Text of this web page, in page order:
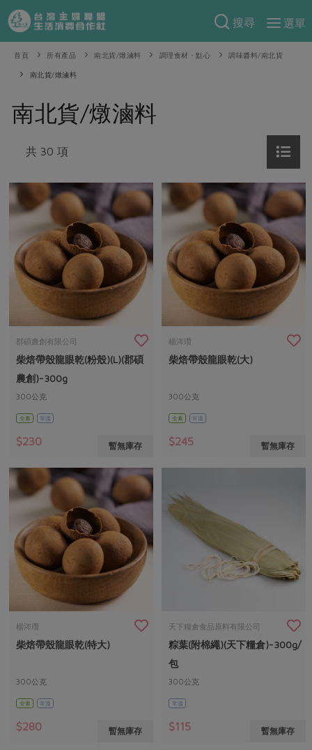
搜尋
選單
產品分類
當季蔬果
一籃菜
辛香料類
奶蛋豆・五穀
豆製品 米麵雜糧
肉品・水產
畜產肉類
水畜加工品
調理食材・點心
居家好物
美妝保養 個人清潔
家庭清潔
日用品
防災用品
最新產品
素食專區
食譜料理
食材
肉食
海鮮
常備菜
蔬食
蛋料理
料理方式
烘焙．點心
醬料
湯品．鍋物
漬物
涼拌沙拉
飲品
主題食譜
異國料理
年菜食譜
節慶大餐
特別企畫
預購活動
把最好的台灣味帶回家！
防災用品預購圓滿結束
2026年端午節預購圓滿結束
更多預購活動
當季產品
合作25-經典快閃最後一週
合作25-精選產品第四彈
合作25-精選產品第三彈
主婦聯盟X樂齡網特約優惠案
30%rPET紅烏龍茶
2024農業發展計畫年度報告
更多議題活動
把最好的台灣味帶回家！
綠主張
觀點文章
主婦食堂 一籃菜真心話
社內大小事 合作聯合國
產品故事 生活提案
樂齡生活 親子食育
廚房瑜伽
關注議題
減硝酸鹽
廢核運動 能源議題
公益金
更多議題
生活者e週報
關於合作社
認識合作社
關於我們
合作社組織
員工與求才
產品檢驗
自主把關
檢驗報告
社員權益
合作社法規
社務專區
選舉專區
最新消息
媒體報導
下載專區
地區活動
社務會議 地區活動
重要公告
首頁 所有產品 南北貨/燉滷料 調理食材・點心 調味醬料/南北貨
南北貨/燉滷料
南北貨/燉滷料
共 30 項
郡碩農創有限公司
柴焙帶殼龍眼乾(粉殼)(L)(郡碩
農創)-300g
300公克
全素 常溫
$230 暫無庫存
楊涔瓚
柴焙帶殼龍眼乾(大)
300公克
全素 常溫
$245 暫無庫存
楊涔瓚
柴焙帶殼龍眼乾(特大)
300公克
全素 常溫
$280 暫無庫存
天下糧倉食品原料有限公司
粽葉(附棉繩)(天下糧倉)-300g/
包
300公克
常溫
$115 暫無庫存